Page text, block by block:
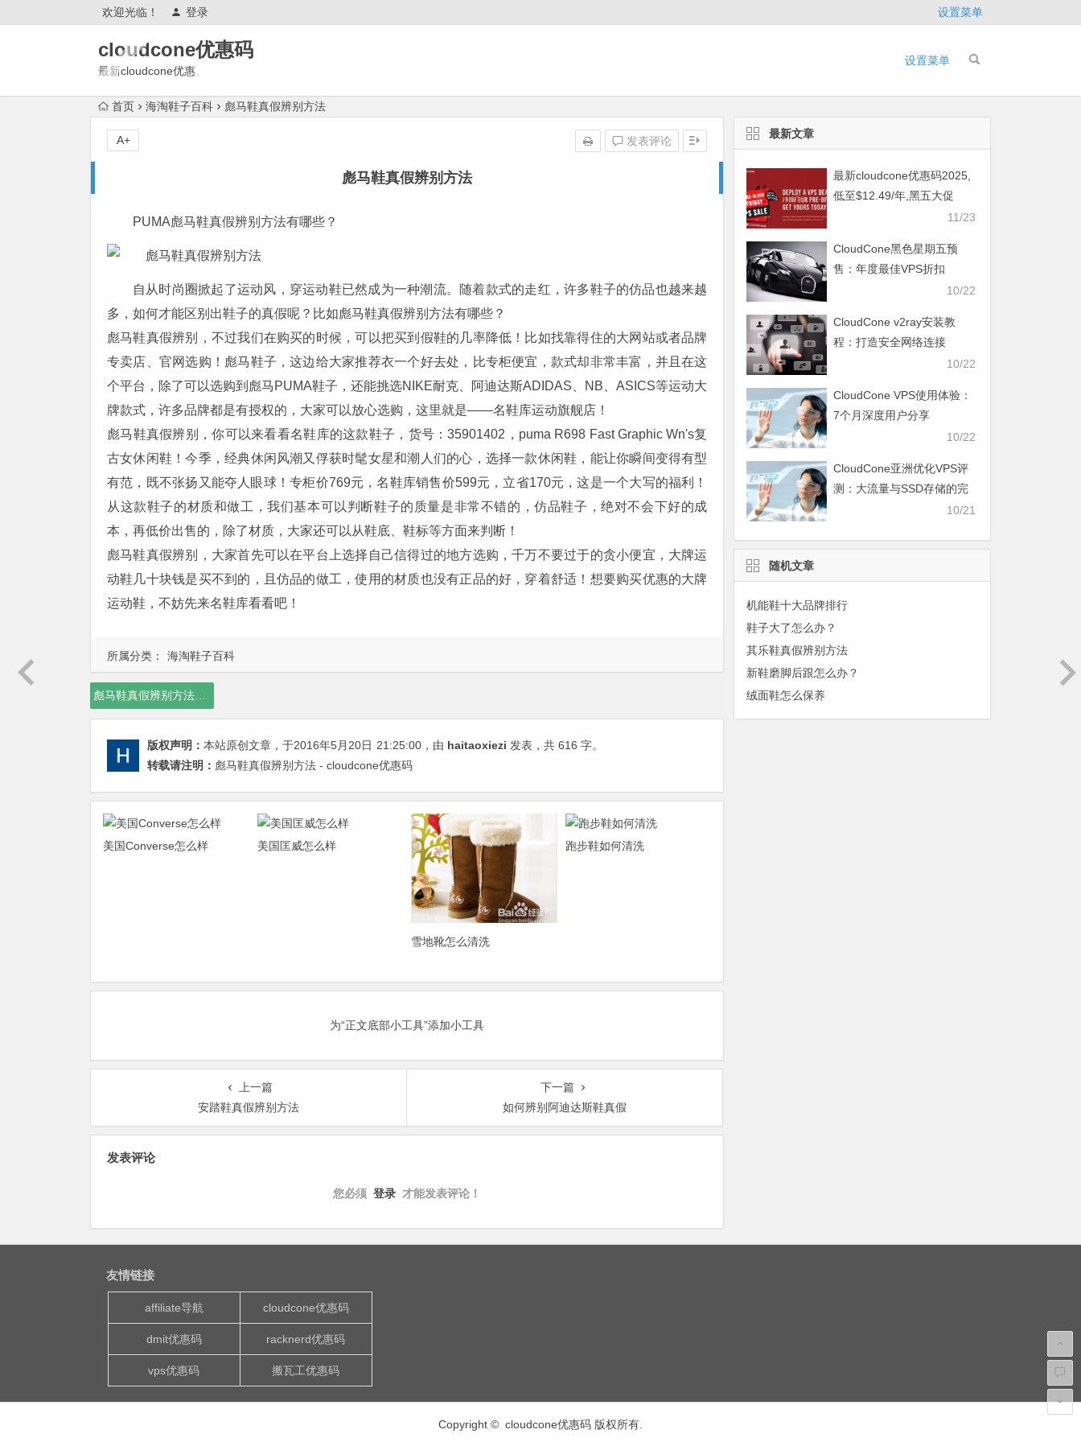
欢迎光临！ 登录 设置菜单
cloudcone优惠码
最新cloudcone优惠
样?续费,退款,会跑路吗?
设置菜单
首页 海淘鞋子百科 彪马鞋真假辨别方法
彪马鞋真假辨别方法
发表评论
A+
所属分类： 海淘鞋子百科
PUMA彪马鞋真假辨别方法有哪些？
自从时尚圈掀起了运动风，穿运动鞋已然成为一种潮流。随着款式的走红，许多鞋子的仿品也越来越
多，如何才能区别出鞋子的真假呢？比如彪马鞋真假辨别方法有哪些？
彪马鞋真假辨别，不过我们在购买的时候，可以把买到假鞋的几率降低！比如找靠得住的大网站或者品牌
专卖店、官网选购！彪马鞋子，这边给大家推荐衣一个好去处，比专柜便宜，款式却非常丰富，并且在这
个平台，除了可以选购到彪马PUMA鞋子，还能挑选NIKE耐克、阿迪达斯ADIDAS、NB、ASICS等运动大
牌款式，许多品牌都是有授权的，大家可以放心选购，这里就是——名鞋库运动旗舰店！
彪马鞋真假辨别，你可以来看看名鞋库的这款鞋子，货号：35901402，puma R698 Fast Graphic Wn's复
古女休闲鞋！今季，经典休闲风潮又俘获时髦女星和潮人们的心，选择一款休闲鞋，能让你瞬间变得有型
有范，既不张扬又能夺人眼球！专柜价769元，名鞋库销售价599元，立省170元，这是一个大写的福利！
从这款鞋子的材质和做工，我们基本可以判断鞋子的质量是非常不错的，仿品鞋子，绝对不会下好的成
本，再低价出售的，除了材质，大家还可以从鞋底、鞋标等方面来判断！
彪马鞋真假辨别，大家首先可以在平台上选择自己信得过的地方选购，千万不要过于的贪小便宜，大牌运
动鞋几十块钱是买不到的，且仿品的做工，使用的材质也没有正品的好，穿着舒适！想要购买优惠的大牌
运动鞋，不妨先来名鞋库看看吧！
版权声明： 本站原创文章，于2016年5月20日 21:25:00 ，由 haitaoxiezi 发表，共 616 字。
转载请注明： 彪马鞋真假辨别方法 - cloudcone优惠码
美国Converse怎么样 美国匡威怎么样
雪地靴怎么清洗
跑步鞋如何清洗
为“正文底部小工具”添加小工具
上一篇
安踏鞋真假辨别方法
下一篇
如何辨别阿迪达斯鞋真假
发表评论
您必须 登录 才能发表评论！
最新文章
最新cloudcone优惠码2025,
低至$12.49/年,黑五大促
11/23
CloudCone黑色星期五预
售：年度最佳VPS折扣
10/22
CloudCone v2ray安装教
程：打造安全网络连接
10/22
CloudCone VPS使用体验：
7个月深度用户分享
10/22
CloudCone亚洲优化VPS评
测：大流量与SSD存储的完
10/21
随机文章
机能鞋十大品牌排行
鞋子大了怎么办？
其乐鞋真假辨别方法
新鞋磨脚后跟怎么办？
绒面鞋怎么保养
友情链接
affiliate导航 cloudcone优惠码
dmit优惠码 racknerd优惠码
vps优惠码 搬瓦工优惠码
Copyright © cloudcone优惠码 版权所有.